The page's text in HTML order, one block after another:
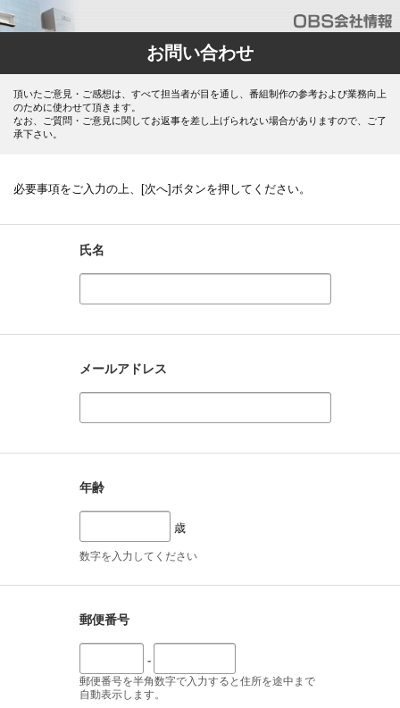
お問い合わせ
頂いたご意見・ご感想は、すべて担当者が目を通し、番組制作の参考および業務向上
のために使わせて頂きます。
なお、ご質問・ご意見に関してお返事を差し上げられない場合がありますので、ご了
承下さい。
必要事項をご入力の上、[次へ]ボタンを押してください。
氏名
メールアドレス
年齢
歳
数字を入力してください
郵便番号
-
郵便番号を半角数字で入力すると住所を途中まで
自動表示します。